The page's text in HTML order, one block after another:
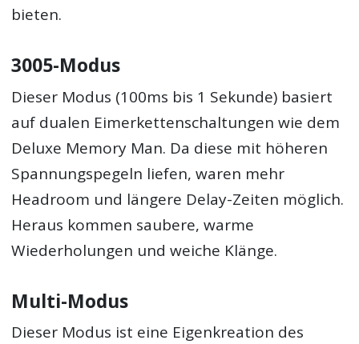
bieten.
3005-Modus
Dieser Modus (100ms bis 1 Sekunde) basiert
auf dualen Eimerkettenschaltungen wie dem
Deluxe Memory Man. Da diese mit höheren
Spannungspegeln liefen, waren mehr
Headroom und längere Delay-Zeiten möglich.
Heraus kommen saubere, warme
Wiederholungen und weiche Klänge.
Multi-Modus
Dieser Modus ist eine Eigenkreation des